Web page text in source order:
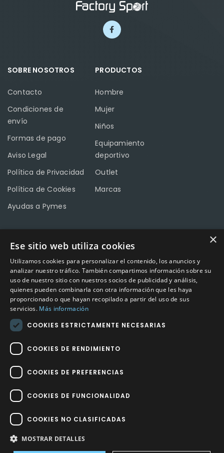
SOBRE NOSOTROS
Contacto
Condiciones de
envío
Formas de pago
Aviso Legal
Política de Privacidad
Política de Cookies
Ayudas a Pymes
PRODUCTOS
Hombre
Mujer
Niños
Equipamiento
deportivo
Outlet
Marcas
CONTACTO
Calle Méndez Núñez nº3 – Fuente Palmera 14120 Córdoba
Teléfono957 04 96 57
Emailinfo@factory-sport.es
HORARIO COMERCIAL
Lunes a viernes
10:00 a 14:00 / 18:00 a 21:00
Factory Sport 2023© – Todos los derechos reservados | Hecho por
Impulsoh Performance Marketing
×
Ese sitio web utiliza cookies
Utilizamos cookies para personalizar el contenido, los anuncios y
analizar nuestro tráfico. También compartimos información sobre su
uso de nuestro sitio con nuestros socios de publicidad y análisis,
quienes pueden combinarla con otra información que les haya
proporcionado o que hayan recopilado a partir del uso de sus
servicios. Más información
COOKIES ESTRICTAMENTE NECESARIAS
COOKIES DE RENDIMIENTO
COOKIES DE PREFERENCIAS
COOKIES DE FUNCIONALIDAD
COOKIES NO CLASIFICADAS
MOSTRAR DETALLES